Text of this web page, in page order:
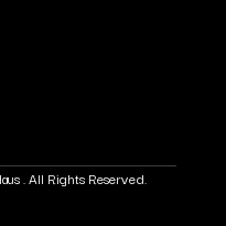
. All Rights Reserved.